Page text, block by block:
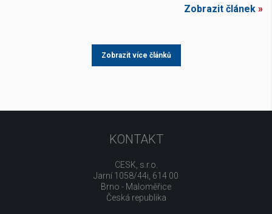
Zobrazit článek »
Zobrazit více článků
KONTAKT
CESK, s.r.o.
Jarní 1058/44i, 614 00
Brno - Maloměřice
Česká republika